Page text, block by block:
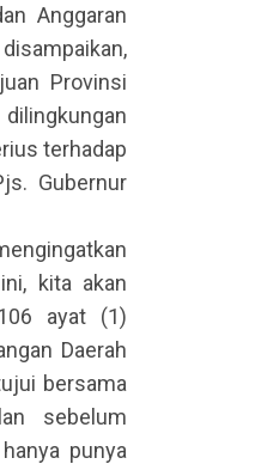
Anggaran
Provinsi
terhadap
Gubernur
kita akan
ayat (1)
Daerah
bersama
sebelum
punya